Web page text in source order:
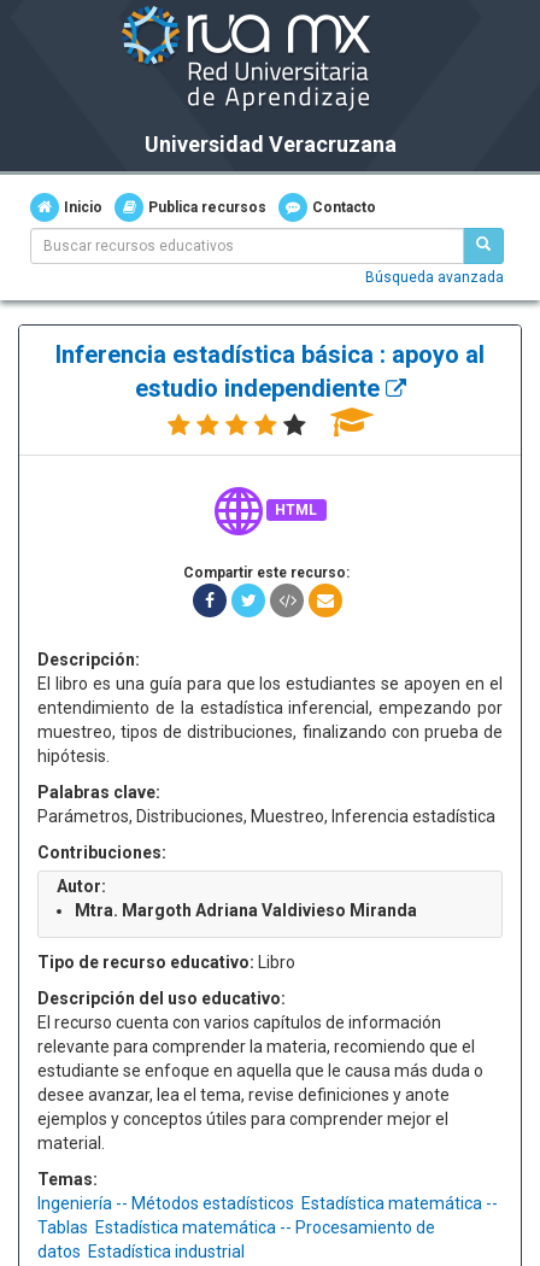
Universidad Veracruzana
Inicio Publica recursos Contacto
Búsqueda avanzada
Inferencia estadística básica : apoyo al
estudio independiente
HTML
Compartir este recurso:
Descripción:
El libro es una guía para que los estudiantes se apoyen en el
entendimiento de la estadística inferencial, empezando por
muestreo, tipos de distribuciones, finalizando con prueba de
hipótesis.
Palabras clave:
Parámetros, Distribuciones, Muestreo, Inferencia estadística
Contribuciones:
Autor:
Mtra. Margoth Adriana Valdivieso Miranda
Tipo de recurso educativo: Libro
Descripción del uso educativo:
El recurso cuenta con varios capítulos de información
relevante para comprender la materia, recomiendo que el
estudiante se enfoque en aquella que le causa más duda o
desee avanzar, lea el tema, revise definiciones y anote
ejemplos y conceptos útiles para comprender mejor el
material.
Temas:
Ingeniería -- Métodos estadísticos Estadística matemática --
Tablas Estadística matemática -- Procesamiento de
datos Estadística industrial